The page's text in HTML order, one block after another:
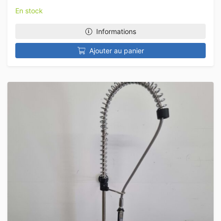
En stock
Informations
Ajouter au panier